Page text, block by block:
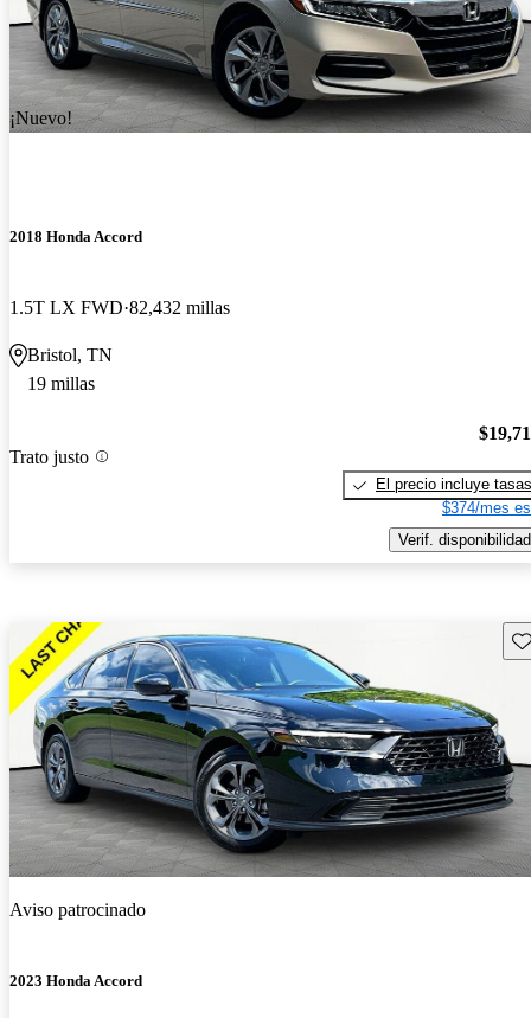
¡Nuevo!
2018 Honda Accord
1.5T LX FWD 82,432 millas
Bristol, TN
19 millas
Trato justo
El precio incluye tasas
$374/mes
Verif. disponibilidad
Aviso patrocinado
2023 Honda Accord